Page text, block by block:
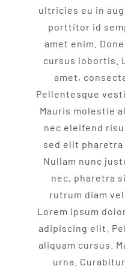
ultricies eu in
porttitor id
amet enim.
cursus lobortis.
amet,
Pellentesque
Mauris molestie
nec eleifend
sed elit pharetra
Nullam nunc
nec, pharetra
rutrum diam
Lorem ipsum
adipiscing elit.
aliquam cursus.
urna.